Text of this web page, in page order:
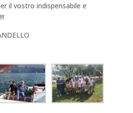
il vostro indispensabile e